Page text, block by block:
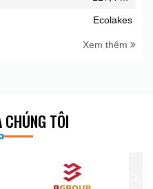
Ecolakes
Xem thêm
TÔI